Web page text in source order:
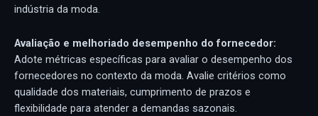
indústria da moda.
Avaliação e melhoriado desempenho do fornecedor:
Adote métricas específicas para avaliar o desempenho dos
fornecedores no contexto da moda. Avalie critérios como
qualidade dos materiais, cumprimento de prazos e
flexibilidade para atender a demandas sazonais.